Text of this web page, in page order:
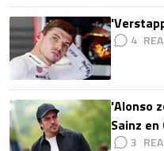
4
'Alonso
Sainz
3